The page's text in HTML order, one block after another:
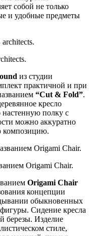
собой не только
и удобные предметы
из студии
практичной и при
“Cut & Fold”.
кресло
полку с
можно аккуратно
композицию.
Origami Chair.
Origami Chair
концепции
обыкновенных
Сидение кресла
березы. Изделие
стиле,